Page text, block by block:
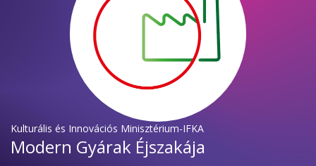
Kulturális és Innovációs Minisztérium-IFKA
Modern Gyárak Éjszakája